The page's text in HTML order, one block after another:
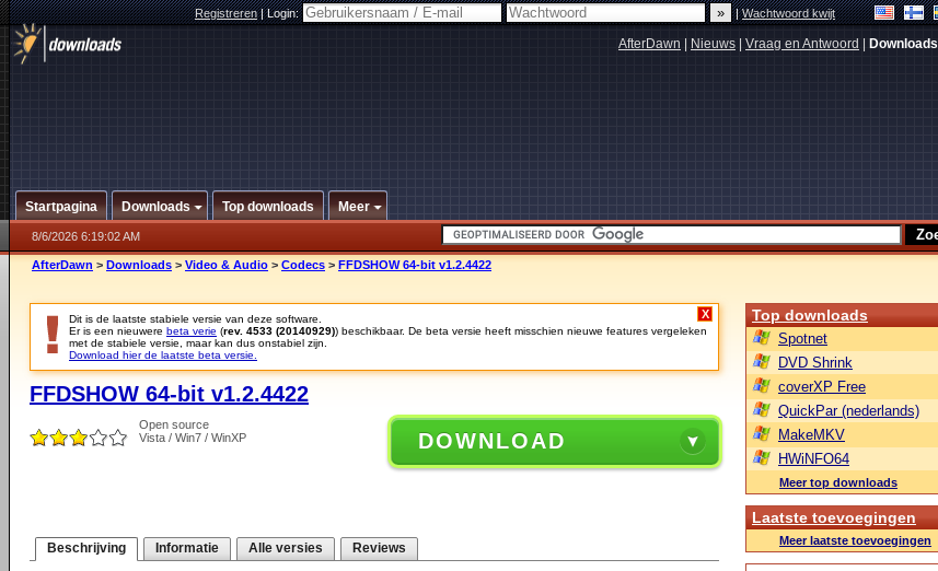
Registreren|Login: |Wachtwoord kwijt
AfterDawn Nieuws Vraag en Antwoord Downloads
Startpagina Downloads Top downloads Meer
8/6/2026 6:19:02 AM
AfterDawn > Downloads > Video & Audio > Codecs > FFDSHOW 64-bit v1.2.4422
Dit is de laatste stabiele versie van deze software.
Er is een nieuwere beta verie (rev. 4533 (20140929)) beschikbaar. De beta versie heeft misschien nieuwe features vergeleken
met de stabiele versie, maar kan dus onstabiel zijn.
Download hier de laatste beta versie.
X
FFDSHOW 64-bit v1.2.4422
Open source
Vista / Win7 / WinXP
DOWNLOAD
Beschrijving Informatie Alle versies Reviews
Top downloads
Spotnet
DVD Shrink
coverXP Free
QuickPar (nederlands)
MakeMKV
HWiNFO64
Meer top downloads
Laatste toevoegingen
Meer laatste toevoegingen